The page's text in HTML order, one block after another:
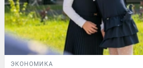
ЭКОНОМИКА